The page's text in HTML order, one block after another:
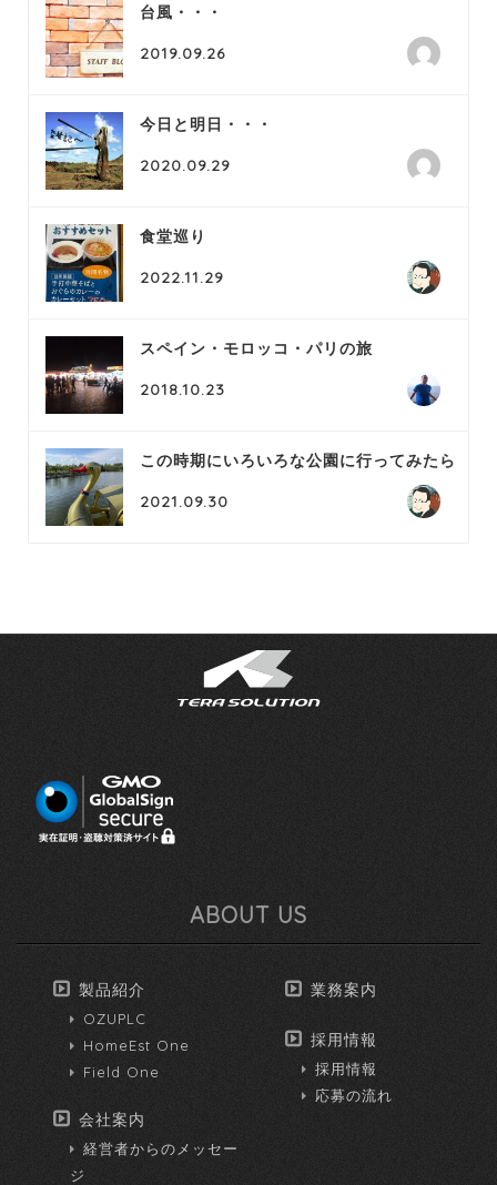
台風・・・
2019.09.26
今日と明日・・・
2020.09.29
食堂巡り
2022.11.29
スペイン・モロッコ・パリの旅
2018.10.23
この時期にいろいろな公園に行ってみたら
2021.09.30
ABOUT US
製品紹介
OZUPLC
HomeEst One
Field One
会社案内
経営者からのメッセー
ジ
業務案内
採用情報
採用情報
応募の流れ